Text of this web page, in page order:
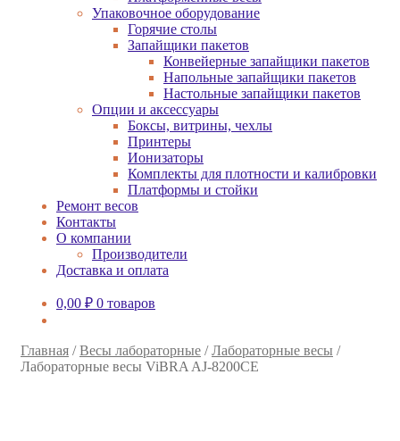
Упаковочное оборудование
Горячие столы
Запайщики пакетов
Конвейерные запайщики пакетов
Напольные запайщики пакетов
Настольные запайщики пакетов
Опции и аксессуары
Боксы, витрины, чехлы
Принтеры
Ионизаторы
Комплекты для плотности и калибровки
Платформы и стойки
Ремонт весов
Контакты
О компании
Производители
Доставка и оплата
0,00 ₽ 0 товаров
Главная /Весы лабораторные /Лабораторные весы /
Лабораторные весы ViBRA AJ-8200CE